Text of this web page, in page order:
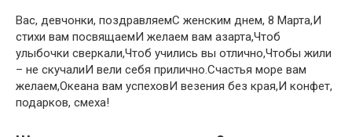
Вас, девчонки, поздравляемС женским днем, 8 Марта,И
стихи вам посвящаемИ желаем вам азарта,Чтоб
улыбочки сверкали,Чтоб учились вы отлично,Чтобы жили
– не скучалиИ вели себя прилично.Счастья море вам
желаем,Океана вам успеховИ везения без края,И конфет,
подарков, смеха!